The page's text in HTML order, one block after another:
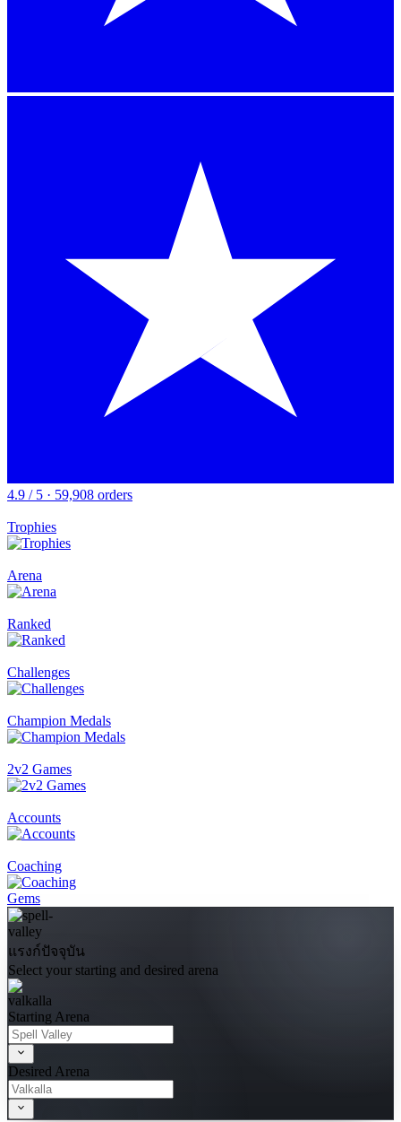
4.9 / 5 · 59,908 orders
Trophies
Arena
Ranked
Challenges
Champion Medals
2v2 Games
Accounts
Coaching
Gems
แรงก์ปัจจุบัน
Select your starting and desired arena
Starting Arena
Desired Arena